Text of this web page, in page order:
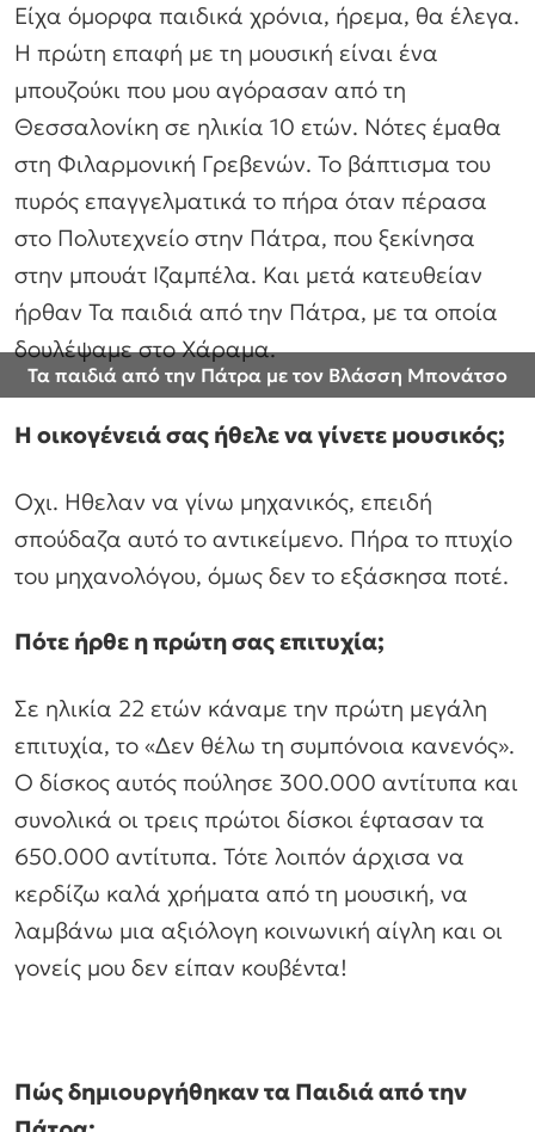
Είχα όμορφα παιδικά χρόνια, ήρεμα, θα έλεγα.
Η πρώτη επαφή με τη μουσική είναι ένα
μπουζούκι που μου αγόρασαν από τη
Θεσσαλονίκη σε ηλικία 10 ετών. Νότες έμαθα
στη Φιλαρμονική Γρεβενών. Το βάπτισμα του
πυρός επαγγελματικά το πήρα όταν πέρασα
στο Πολυτεχνείο στην Πάτρα, που ξεκίνησα
στην μπουάτ Ιζαμπέλα. Και μετά κατευθείαν
ήρθαν Τα παιδιά από την Πάτρα, με τα οποία
δουλέψαμε στο Χάραμα.
Τα παιδιά από την Πάτρα με τον Βλάσση Μπονάτσο
Η οικογένειά σας ήθελε να γίνετε μουσικός;
Οχι. Ηθελαν να γίνω μηχανικός, επειδή
σπούδαζα αυτό το αντικείμενο. Πήρα το πτυχίο
του μηχανολόγου, όμως δεν το εξάσκησα ποτέ.
Πότε ήρθε η πρώτη σας επιτυχία;
Σε ηλικία 22 ετών κάναμε την πρώτη μεγάλη
επιτυχία, το «Δεν θέλω τη συμπόνοια κανενός».
Ο δίσκος αυτός πούλησε 300.000 αντίτυπα και
συνολικά οι τρεις πρώτοι δίσκοι έφτασαν τα
650.000 αντίτυπα. Τότε λοιπόν άρχισα να
κερδίζω καλά χρήματα από τη μουσική, να
λαμβάνω μια αξιόλογη κοινωνική αίγλη και οι
γονείς μου δεν είπαν κουβέντα!
Πώς δημιουργήθηκαν τα Παιδιά από την